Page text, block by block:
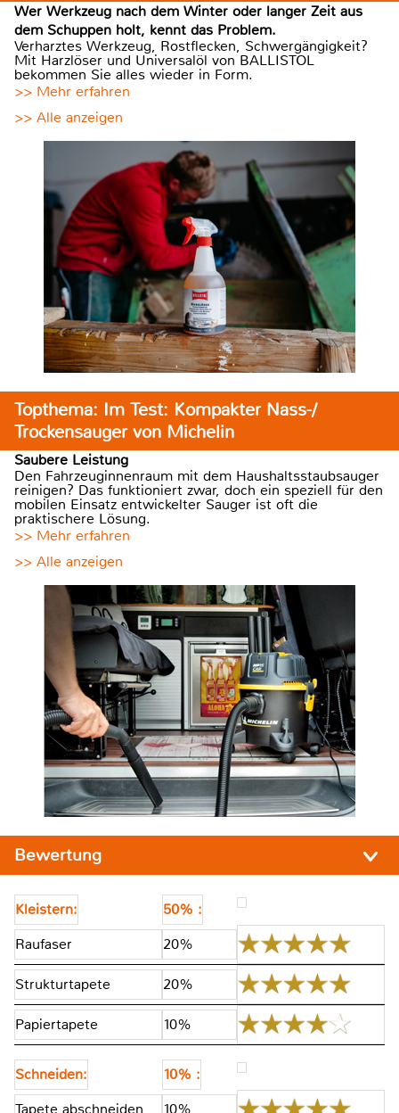
Wer Werkzeug nach dem Winter oder langer Zeit aus
dem Schuppen holt, kennt das Problem.
Verharztes Werkzeug, Rostflecken, Schwergängigkeit?
Mit Harzlöser und Universalöl von BALLISTOL
bekommen Sie alles wieder in Form.
>> Mehr erfahren
>> Alle anzeigen
Topthema: Im Test: Kompakter Nass-/
Trockensauger von Michelin
Saubere Leistung
Den Fahrzeuginnenraum mit dem Haushaltsstaubsauger
reinigen? Das funktioniert zwar, doch ein speziell für den
mobilen Einsatz entwickelter Sauger ist oft die
praktischere Lösung.
>> Mehr erfahren
>> Alle anzeigen
Bewertung
Kleistern:
50% :
Raufaser
20%
Strukturtapete 20%
Papiertapete 10%
Schneiden:
10% :
Tapete abschneiden
10%